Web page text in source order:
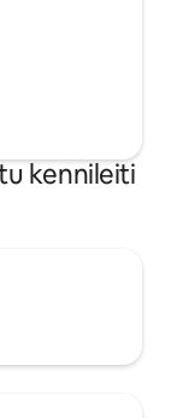
kennileiti